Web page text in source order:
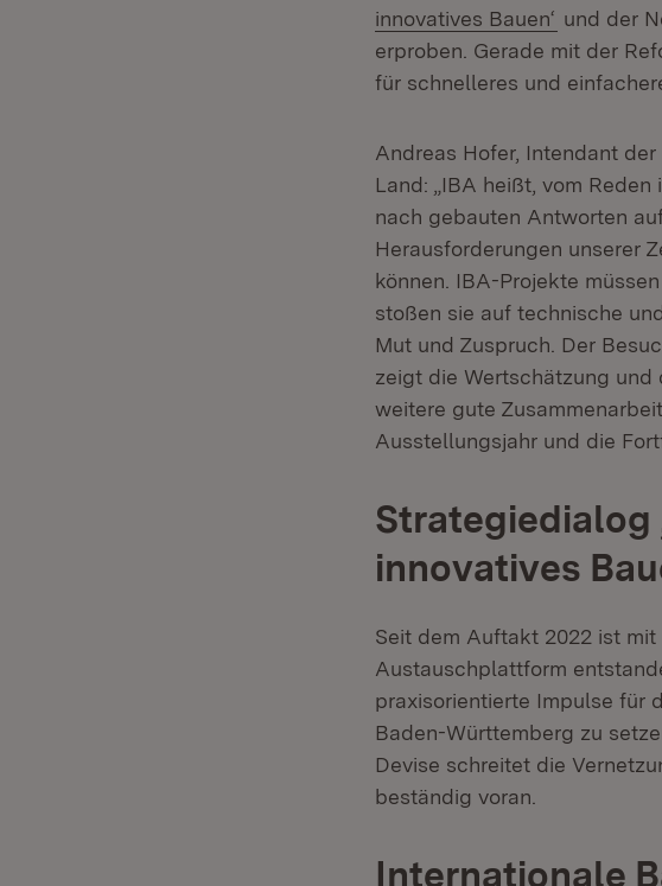
innovatives Bauen‘ (Öffnet in
und der
erproben. Gerade mit der
für schnelleres und
Andreas Hofer, Intendant
Land: „IBA heißt, vom
nach gebauten Antworten
Herausforderungen unserer
können. IBA-Projekte
stoßen sie auf technische
Mut und Zuspruch. Der
zeigt die Wertschätzung und
weitere gute
Ausstellungsjahr und die
Strategiedialog
innovatives
Seit dem Auftakt 2022 ist
Austauschplattform
praxisorientierte Impulse für
Baden-Württemberg zu
Devise schreitet die
beständig voran.
Internationale